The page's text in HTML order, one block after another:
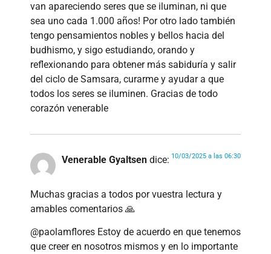
van apareciendo seres que se iluminan, ni que
sea uno cada 1.000 años! Por otro lado también
tengo pensamientos nobles y bellos hacia del
budhismo, y sigo estudiando, orando y
reflexionando para obtener más sabiduría y salir
del ciclo de Samsara, curarme y ayudar a que
todos los seres se iluminen. Gracias de todo
corazón venerable
Venerable Gyaltsen dice: 10/03/2025 a las 06:30
Muchas gracias a todos por vuestra lectura y
amables comentarios 🙏
@paolamflores Estoy de acuerdo en que tenemos
que creer en nosotros mismos y en lo importante